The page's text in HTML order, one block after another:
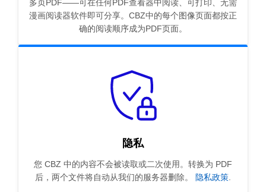
多页PDF——可在任何PDF查看器中阅读、可打印、无需
漫画阅读器软件即可分享。CBZ中的每个图像页面都按正
确的阅读顺序成为PDF页面。
隐私
您 CBZ 中的内容不会被读取或二次使用。转换为 PDF
后，两个文件将自动从我们的服务器删除。
隐私政策.